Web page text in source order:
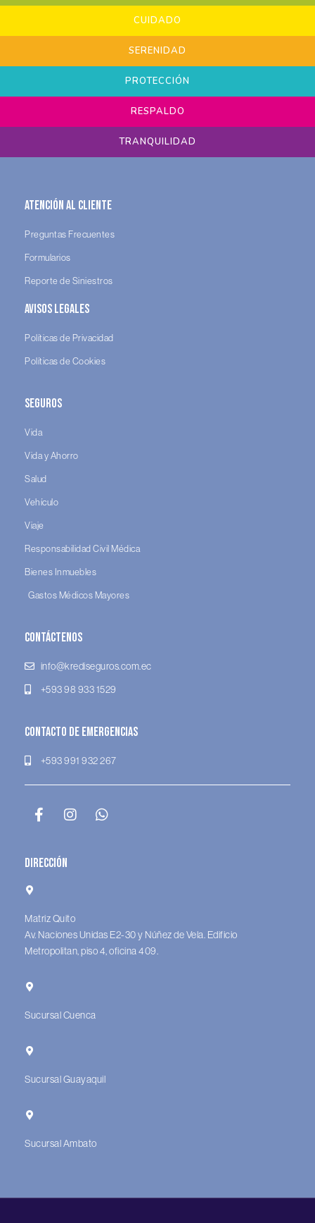
CUIDADO
SERENIDAD
PROTECCIÓN
RESPALDO
TRANQUILIDAD
Atención al Cliente
Preguntas Frecuentes
Formularios
Reporte de Siniestros
Avisos legales
Políticas de Privacidad
Políticas de Cookies
Seguros
Vida
Vida y Ahorro
Salud
Vehículo
Viaje
Responsabilidad Civil Médica
Bienes Inmuebles
Gastos Médicos Mayores
Contáctenos
info@krediseguros.com.ec
+593 98 933 1529
Contacto de Emergencias
+593 991 932 267
Dirección
Matriz Quito
Av. Naciones Unidas E2-30 y Núñez de Vela. Edificio
Metropolitan, piso 4, oficina 409.
Sucursal Cuenca
Sucursal Guayaquil
Sucursal Ambato